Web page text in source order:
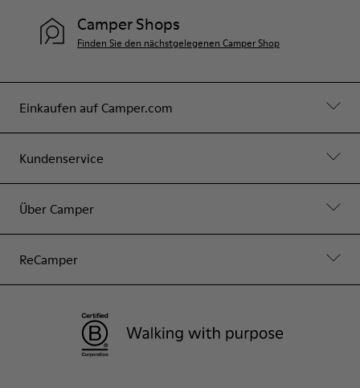
Einkaufen auf Camper.com
Kundenservice
Über Camper
ReCamper
Camper Shops
Finden Sie den nächstgelegenen Camper Shop